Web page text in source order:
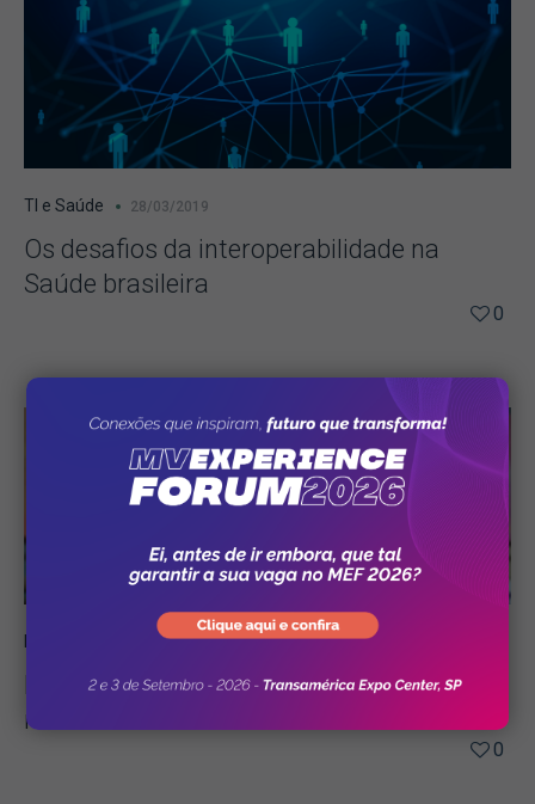
TI e Saúde 28/03/2019
Os desafios da interoperabilidade na
Saúde brasileira
0
15/02/2019
MV acompanha tendências em TI e Saúde
no HIMSS Global Conference & Exhibition
0